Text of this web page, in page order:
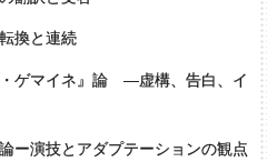
換と連続
ゲマイネ』論 —虚構、告白、イ
ー演技とアダプテーションの観点